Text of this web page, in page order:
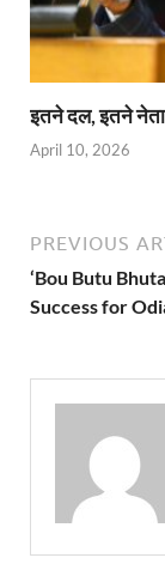
इतने दल, इतने
April 10, 2026
PREVIOUS
‘Bou Butu
Success for